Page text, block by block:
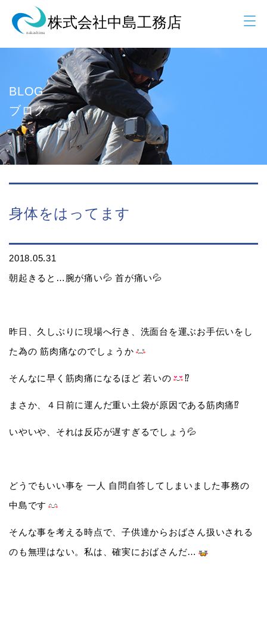
BLOG
ブログ
身体をはってます
2018.05.31
朝起きると…腕が痛い💦 首が痛い💦
昨日、久しぶりに現場へ行き、洗面台を運ぶお手伝いをし
た為の 筋肉痛なのでしょうか
そんなに早く筋肉痛になるほど 若いの ⁉️
まさか、４日前に運んだ重い土袋が原因である筋肉痛⁉️
いやいや、それは反応が遅すぎるでしょう 💦
どうでもいい事を 一人 自問自答してしまいました事務の
中島です
そんな事を考える時点で、子供達からおばさん扱いされる
のも無理はない。私は、確実におばさんだ…